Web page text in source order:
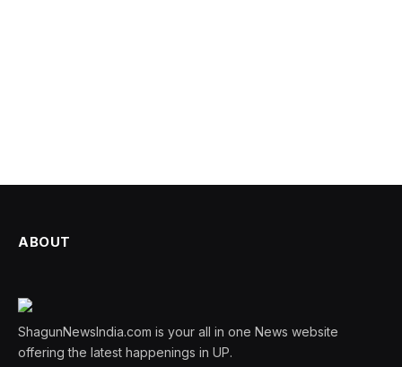
ABOUT
ShagunNewsIndia.com is your all in one News website
offering the latest happenings in UP.